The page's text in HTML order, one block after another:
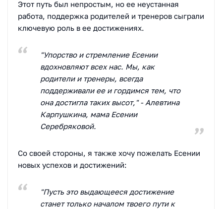
Этот путь был непростым, но ее неустанная
работа, поддержка родителей и тренеров сыграли
ключевую роль в ее достижениях.
"Упорство и стремление Есении
вдохновляют всех нас. Мы, как
родители и тренеры, всегда
поддерживали ее и гордимся тем, что
она достигла таких высот," - Алевтина
Карпушкина, мама Есении
Серебряковой.
Со своей стороны, я также хочу пожелать Есении
новых успехов и достижений:
"Пусть это выдающееся достижение
станет только началом твоего пути к